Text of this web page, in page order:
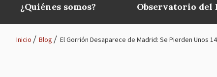
Main
navigation
¿Quiénes somos? Observatorio del
Inicio Blog El Gorrión Desaparece de Madrid: Se Pierden Unos